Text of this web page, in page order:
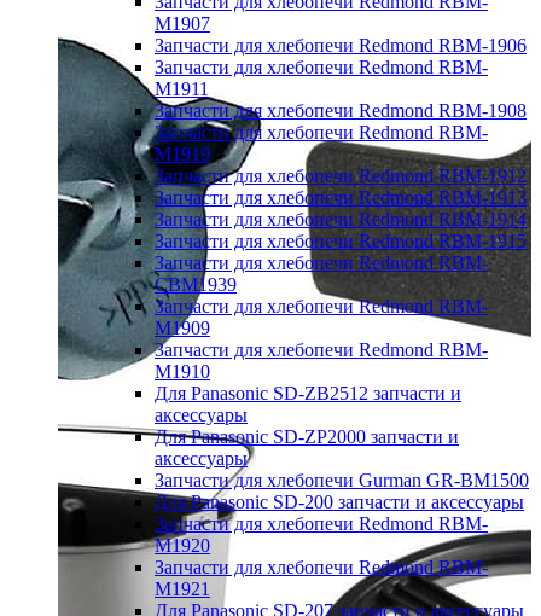
M1907
Запчасти для хлебопечи Redmond RBM-1906
Запчасти для хлебопечи Redmond RBM-
M1911
Запчасти для хлебопечи Redmond RBM-1908
Запчасти для хлебопечи Redmond RBM-
M1919
Запчасти для хлебопечи Redmond RBM-1912
Запчасти для хлебопечи Redmond RBM-1913
Запчасти для хлебопечи Redmond RBM-1914
Запчасти для хлебопечи Redmond RBM-1915
Запчасти для хлебопечи Redmond RBM-
CBM1939
Запчасти для хлебопечи Redmond RBM-
M1909
Запчасти для хлебопечи Redmond RBM-
M1910
Для Panasonic SD-ZB2512 запчасти и
аксессуары
Для Panasonic SD-ZP2000 запчасти и
аксессуары
Запчасти для хлебопечи Gurman GR-BM1500
Для Panasonic SD-200 запчасти и аксессуары
Запчасти для хлебопечи Redmond RBM-
M1920
Запчасти для хлебопечи Redmond RBM-
M1921
Для Panasonic SD-207 запчасти и аксессуары